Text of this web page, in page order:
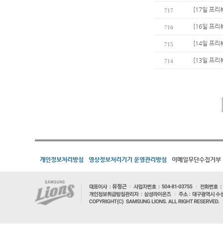
717 [17일 프리
716 [16일 프리
715 [14일 프리
714 [13일 프리
개인정보처리방침 영상정보처리기기 운영관리방침 이메일무단수집거부